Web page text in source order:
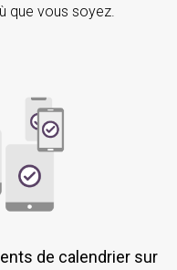
que vous soyez.